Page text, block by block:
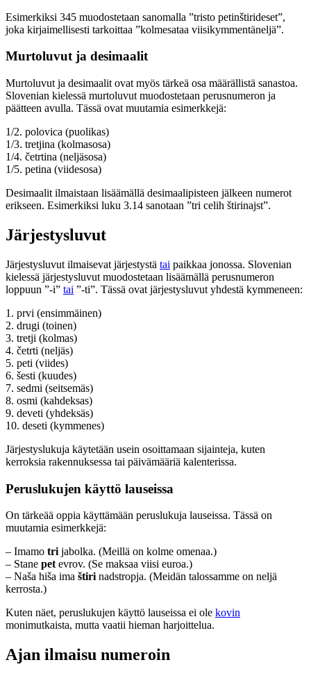
Esimerkiksi 345 muodostetaan sanomalla ”tristo petinštirideset”,
joka kirjaimellisesti tarkoittaa ”kolmesataa viisikymmentäneljä”.
Murtoluvut ja desimaalit
Murtoluvut ja desimaalit ovat myös tärkeä osa määrällistä sanastoa.
Slovenian kielessä murtoluvut muodostetaan perusnumeron ja
päätteen avulla. Tässä ovat muutamia esimerkkejä:
1/2. polovica (puolikas)
1/3. tretjina (kolmasosa)
1/4. četrtina (neljäsosa)
1/5. petina (viidesosa)
Desimaalit ilmaistaan lisäämällä desimaalipisteen jälkeen numerot
erikseen. Esimerkiksi luku 3.14 sanotaan ”tri celih štirinajst”.
Järjestysluvut
Järjestysluvut ilmaisevat järjestystä tai paikkaa jonossa. Slovenian
kielessä järjestysluvut muodostetaan lisäämällä perusnumeron
loppuun ”-i” tai ”-ti”. Tässä ovat järjestysluvut yhdestä kymmeneen:
1. prvi (ensimmäinen)
2. drugi (toinen)
3. tretji (kolmas)
4. četrti (neljäs)
5. peti (viides)
6. šesti (kuudes)
7. sedmi (seitsemäs)
8. osmi (kahdeksas)
9. deveti (yhdeksäs)
10. deseti (kymmenes)
Järjestyslukuja käytetään usein osoittamaan sijainteja, kuten
kerroksia rakennuksessa tai päivämääriä kalenterissa.
Peruslukujen käyttö lauseissa
On tärkeää oppia käyttämään peruslukuja lauseissa. Tässä on
muutamia esimerkkejä:
– Imamo tri jabolka. (Meillä on kolme omenaa.)
– Stane pet evrov. (Se maksaa viisi euroa.)
– Naša hiša ima štiri nadstropja. (Meidän talossamme on neljä
kerrosta.)
Kuten näet, peruslukujen käyttö lauseissa ei ole kovin
monimutkaista, mutta vaatii hieman harjoittelua.
Ajan ilmaisu numeroin